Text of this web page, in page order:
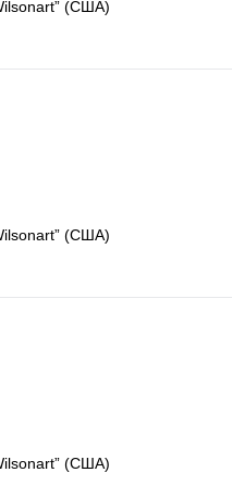
(США)
(США)
(США)